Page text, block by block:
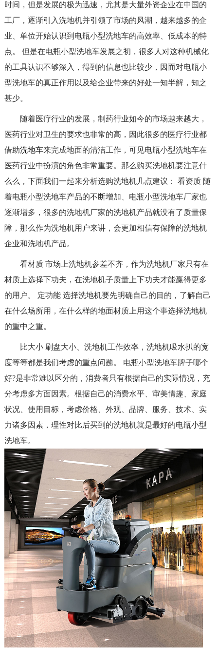
时间，但是发展的极为迅速，尤其是大量外资企业在中国的
工厂，逐渐引入洗地机并引领了市场的风潮，越来越多的企
业、单位开始认识到电瓶小型洗地车的高效率、低成本的特
点。 但是在电瓶小型洗地车发展之初，很多人对这种机械化
的工具认识不够深入，得到的信息也比较少，因而对电瓶小
型洗地车的真正作用以及给企业带来的好处一知半解，知之
甚少。
随着医疗行业的发展，制药行业如今的市场越来越大，
医药行业对卫生的要求也非常的高，因此很多的医疗行业都
借助洗地车来完成地面的清洁工作，可见电瓶小型洗地车在
医药行业中扮演的角色非常重要。那么购买洗地机要注意什
么么，下面我们一起来分析选购洗地机几点建议： 看资质 随
着电瓶小型洗地车产品的不断增加、电瓶小型洗地车厂家也
逐渐增多，很多的洗地机厂家的洗地机产品就没有了质量保
障，那么作为洗地机用户来讲，会更加相信有保障的洗地机
企业和洗地机产品。
看材质 市场上洗地机参差不齐，作为洗地机厂家只有在
材质上选择下功夫，在洗地机子质量上下功夫才能赢得更多
的用户。 定功能 选择洗地机要先明确自己的目的，了解自己
在什么场所用，在什么样的地面材质上用这个事选择洗地机
的重中之重。
比大小 刷盘大小、洗地机工作效率，洗地机吸水扒的宽
度等等都是我们考虑的重点问题。 电瓶小型洗地车牌子哪个
好?是非常难以区分的，消费者只有根据自己的实际情况，充
分考虑多方面因素。根据自己的消费水平、审美情趣、家庭
状况、使用目标，考虑价格、外观、品牌、服务、技术、实
力诸多因素，理性对比后买到的洗地机就是最好的电瓶小型
洗地车。